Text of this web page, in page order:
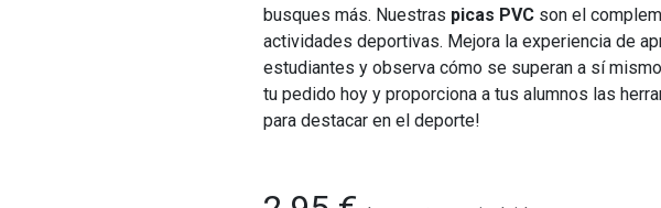
busques más. Nuestras picas PVC son el
actividades deportivas. Mejora la experiencia de
estudiantes y observa cómo se superan a sí
tu pedido hoy y proporciona a tus alumnos las
para destacar en el deporte!